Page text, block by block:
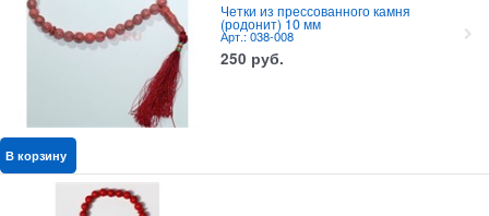
Четки из прессованного камня
(родонит) 10 мм
Арт.: 038-008
250 руб.
В корзину